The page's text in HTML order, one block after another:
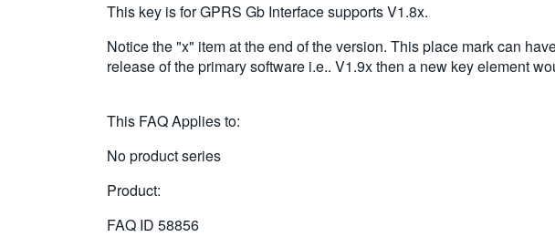
This key is for GPRS Gb Interface supports V1.8x.
Notice the "x" item at the end of the version. This place mark can
release of the primary software i.e.. V1.9x then a new key element
This FAQ Applies to:
No product series
Product:
FAQ ID 58856